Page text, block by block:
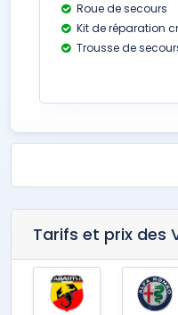
Roue de secours
Kit de réparation
Trousse de
Tarifs et prix des